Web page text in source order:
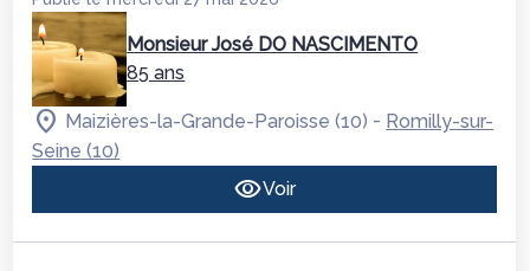
Monsieur José DO NASCIMENTO
85 ans
Maizières-la-Grande-Paroisse (10) - Romilly-sur-
Seine (10)
Voir